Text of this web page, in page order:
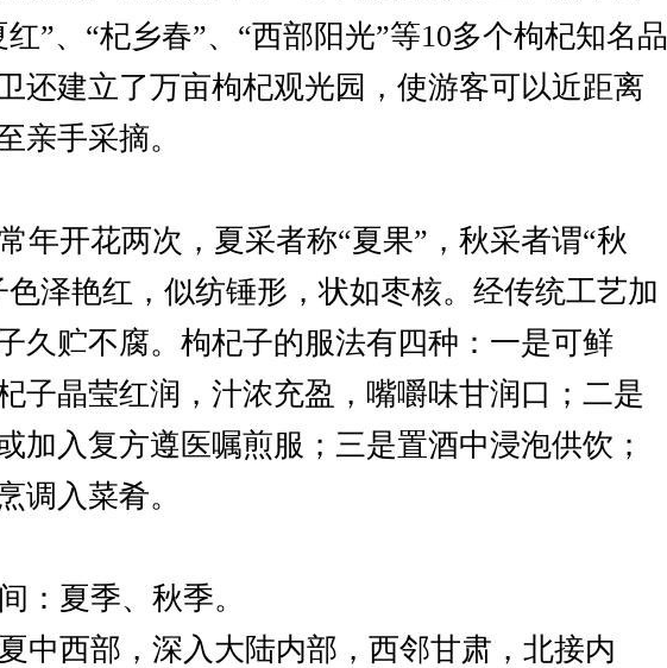
红”、“杞乡春”、“西部阳光”等10多个枸杞知名品
还建立了万亩枸杞观光园，使游客可以近距离
亲手采摘。
年开花两次，夏采者称“夏果”，秋采者谓“秋
色泽艳红，似纺锤形，状如枣核。经传统工艺加
久贮不腐。枸杞子的服法有四种：一是可鲜
子晶莹红润，汁浓充盈，嘴嚼味甘润口；二是
加入复方遵医嘱煎服；三是置酒中浸泡供饮；
调入菜肴。
：夏季、秋季。
中西部，深入大陆内部，西邻甘肃，北接内